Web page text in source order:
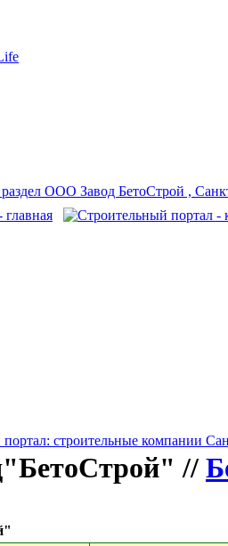
строительные компании
//